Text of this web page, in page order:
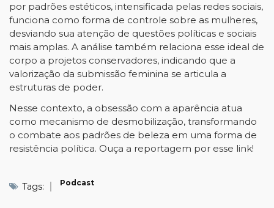
por padrões estéticos, intensificada pelas redes sociais,
funciona como forma de controle sobre as mulheres,
desviando sua atenção de questões políticas e sociais
mais amplas. A análise também relaciona esse ideal de
corpo a projetos conservadores, indicando que a
valorização da submissão feminina se articula a
estruturas de poder.
Nesse contexto, a obsessão com a aparência atua
como mecanismo de desmobilização, transformando
o combate aos padrões de beleza em uma forma de
resistência política. Ouça a reportagem por esse link!
Tags: Podcast